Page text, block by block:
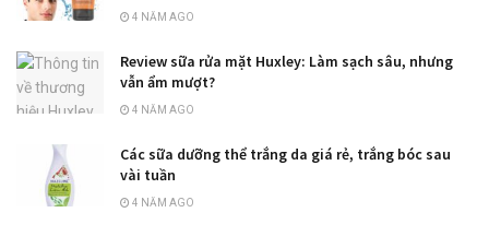
4 NĂM AGO
Review sữa rửa mặt Huxley: Làm sạch sâu, nhưng
vẫn ẩm mượt?
4 NĂM AGO
Các sữa dưỡng thể trắng da giá rẻ, trắng bóc sau
vài tuần
4 NĂM AGO